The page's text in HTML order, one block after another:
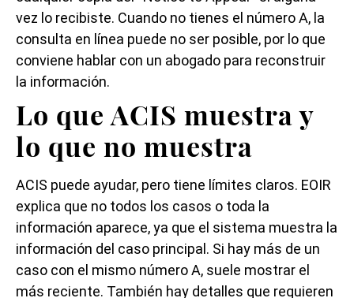
vez lo recibiste. Cuando no tienes el número A, la
consulta en línea puede no ser posible, por lo que
conviene hablar con un abogado para reconstruir
la información.
Lo que ACIS muestra y
lo que no muestra
ACIS puede ayudar, pero tiene límites claros. EOIR
explica que no todos los casos o toda la
información aparece, ya que el sistema muestra la
información del caso principal. Si hay más de un
caso con el mismo número A, suele mostrar el
más reciente. También hay detalles que requieren